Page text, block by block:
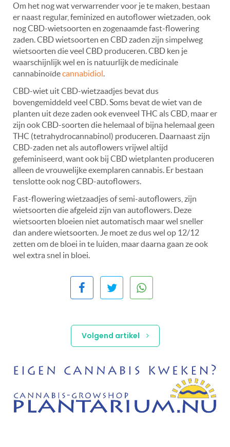
Om het nog wat verwarrender voor je te maken, bestaan
er naast regular, feminized en autoflower wietzaden, ook
nog CBD-wietsoorten en zogenaamde fast-flowering
zaden. CBD wietsoorten en CBD zaden zijn simpelweg
wietsoorten die veel CBD produceren. CBD ken je
waarschijnlijk wel en is natuurlijk de medicinale
cannabinoïdecannabidiol.
CBD-wiet uit CBD-wietzaadjes bevat dus
bovengemiddeld veel CBD. Soms bevat de wiet van de
planten uit deze zaden ook evenveel THC als CBD, maar er
zijn ook CBD-soorten die helemaal of bijna helemaal geen
THC (tetrahydrocannabinol) produceren. Daarnaast zijn
CBD-zaden net als autoflowers vrijwel altijd
gefeminiseerd, want ook bij CBD wietplanten produceren
alleen de vrouwelijke exemplaren cannabis. Er bestaan
tenslotte ook nog CBD-autoflowers.
Fast-flowering wietzaadjes of semi-autoflowers, zijn
wietsoorten die afgeleid zijn van autoflowers. Deze
wietsoorten bloeien niet automatisch maar wel sneller
dan andere wietsoorten. Je moet ze dus wel op 12/12
zetten om de bloei in te luiden, maar daarna gaan ze ook
wel extra snel in bloei.
Volgend artikel